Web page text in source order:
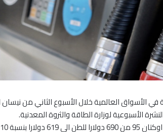
الأسواق العالمية خلال الأسبوع الثاني من
الأسبوعية لوزارة الطاقة والثروة المعدنية.